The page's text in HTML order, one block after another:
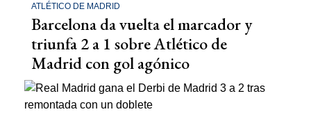
ATLÉTICO DE MADRID
Barcelona da vuelta el marcador y
triunfa 2 a 1 sobre Atlético de
Madrid con gol agónico